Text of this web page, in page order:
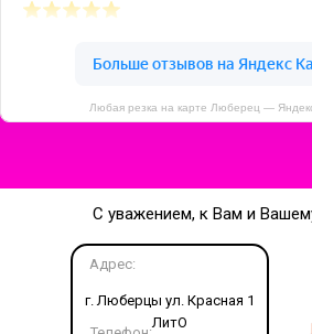
Любая резка на карте Люберец —
С уважением, к Вам и
Адрес:
г. Люберцы ул. Красная 1
ЛитО